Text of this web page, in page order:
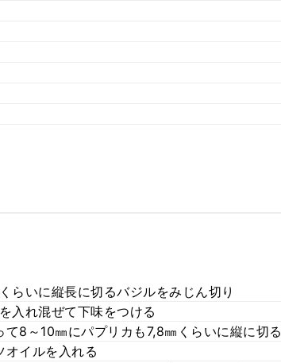
らいに縦長に切るバジルをみじん切り
入れ混ぜて下味をつける
8～10㎜にパプリカも7,8㎜くらいに縦に切る
オイルを入れる